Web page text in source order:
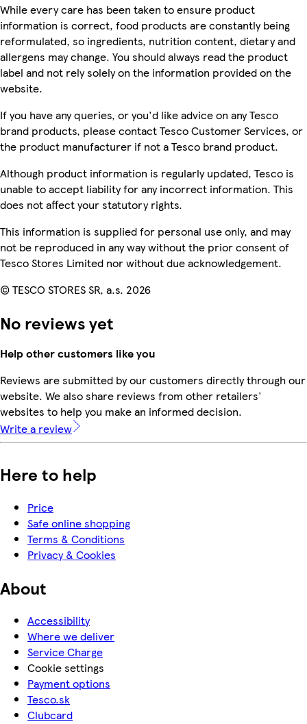
While every care has been taken to ensure product
information is correct, food products are constantly being
reformulated, so ingredients, nutrition content, dietary and
allergens may change. You should always read the product
label and not rely solely on the information provided on the
website.
If you have any queries, or you'd like advice on any Tesco
brand products, please contact Tesco Customer Services, or
the product manufacturer if not a Tesco brand product.
Although product information is regularly updated, Tesco is
unable to accept liability for any incorrect information. This
does not affect your statutory rights.
This information is supplied for personal use only, and may
not be reproduced in any way without the prior consent of
Tesco Stores Limited nor without due acknowledgement.
© TESCO STORES SR, a.s. 2026
No reviews yet
Help other customers like you
Reviews are submitted by our customers directly through our
website. We also share reviews from other retailers'
websites to help you make an informed decision.
Write a review
Here to help
Price
Safe online shopping
Terms & Conditions
Privacy & Cookies
About
Accessibility
Where we deliver
Service Charge
Cookie settings
Payment options
Tesco.sk
Clubcard